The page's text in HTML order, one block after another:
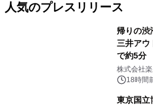
人気のプレスリリース
帰りの渋
三井アウ
で約5分
メニュー
株式会社
18時間
東京国立